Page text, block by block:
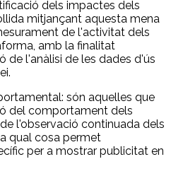
dels impactes dels
mitjançant aquesta mena
de l'activitat dels
amb la finalitat
de l'anàlisi de les dades d'ús
són aquelles que
del comportament dels
l'observació continuada dels
qual cosa permet
per a mostrar publicitat en